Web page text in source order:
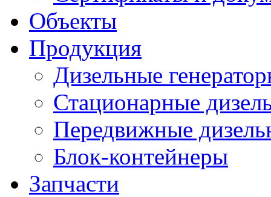
Объекты
Продукция
Дизельные
Стационарные
Передвижные
Блок-контейнеры
Запчасти